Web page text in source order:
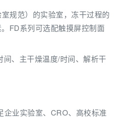
规范）的实验室，冻干过程的
FD系列可选配触摸屏控制面
、主干燥温度/时间、解析干
企业实验室、CRO、高校标准